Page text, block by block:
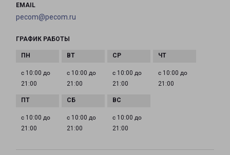
EMAIL
pecom@pecom.ru
ГРАФИК РАБОТЫ
с 10:00 до
21:00
с 10:00 до
21:00
с 10:00 до
21:00
с 10:00 до
21:00
с 10:00 до
21:00
с 10:00 до
21:00
с 10:00 до
21:00